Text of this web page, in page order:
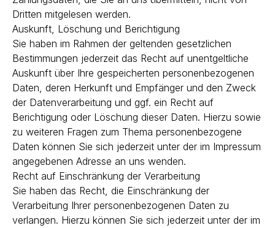
Dritten mitgelesen werden.
Auskunft, Löschung und Berichtigung
Sie haben im Rahmen der geltenden gesetzlichen
Bestimmungen jederzeit das Recht auf unentgeltliche
Auskunft über Ihre gespeicherten personenbezogenen
Daten, deren Herkunft und Empfänger und den Zweck
der Datenverarbeitung und ggf. ein Recht auf
Berichtigung oder Löschung dieser Daten. Hierzu sowie
zu weiteren Fragen zum Thema personenbezogene
Daten können Sie sich jederzeit unter der im Impressum
angegebenen Adresse an uns wenden.
Recht auf Einschränkung der Verarbeitung
Sie haben das Recht, die Einschränkung der
Verarbeitung Ihrer personenbezogenen Daten zu
verlangen. Hierzu können Sie sich jederzeit unter der im